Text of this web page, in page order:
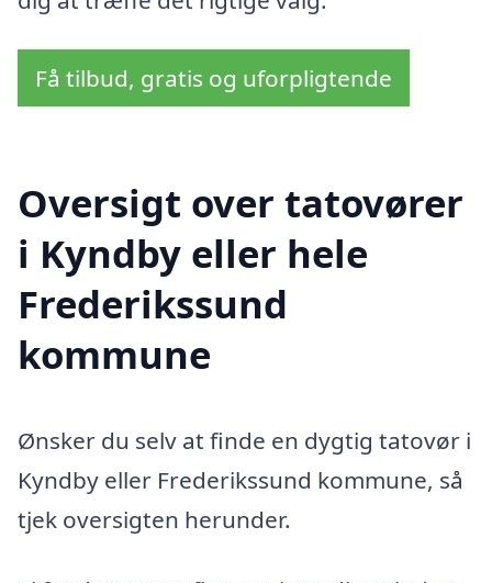
Få tilbud, gratis og uforpligtende
Oversigt over tatovører
i Kyndby eller hele
Frederikssund
kommune
Ønsker du selv at finde en dygtig tatovør i
Kyndby eller Frederikssund kommune, så
tjek oversigten herunder.